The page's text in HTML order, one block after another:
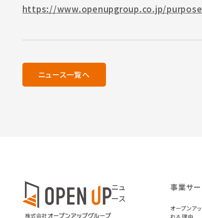
https://www.openupgroup.co.jp/
ニュース一覧へ
ニュ
ース
事業サ
オープンア
れる理由